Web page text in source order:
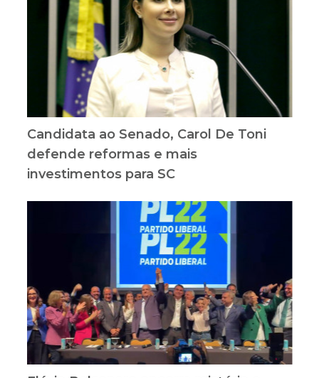
Candidata ao Senado, Carol De Toni
defende reformas e mais
investimentos para SC